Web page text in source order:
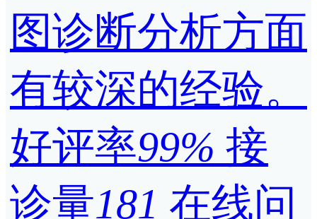
图诊断分析方面
有较深的经验。
好评率99% 接
诊量181 在线问